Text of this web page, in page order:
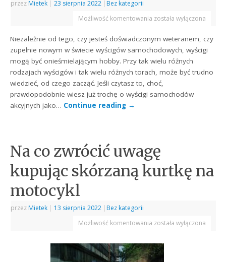
przez Mietek | 23 sierpnia 2022 | Bez kategorii
Możliwość komentowania została wyłączona
Niezależnie od tego, czy jesteś doświadczonym weteranem, czy
zupełnie nowym w świecie wyścigów samochodowych, wyścigi
mogą być onieśmielającym hobby. Przy tak wielu różnych
rodzajach wyścigów i tak wielu różnych torach, może być trudno
wiedzieć, od czego zacząć. Jeśli czytasz to, choć,
prawdopodobnie wiesz już trochę o wyścigi samochodów
akcyjnych jako… Continue reading →
Na co zwrócić uwagę
kupując skórzaną kurtkę na
motocykl
przez Mietek | 13 sierpnia 2022 | Bez kategorii
Możliwość komentowania została wyłączona